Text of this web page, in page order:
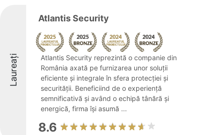
Laureați
Atlantis Security
Atlantis Security reprezintă o companie din
România axată pe furnizarea unor soluții
eficiente și integrale în sfera protecției și
securității. Beneficiind de o experiență
semnificativă și având o echipă tânără și
energică, firma își asumă ...
8.6